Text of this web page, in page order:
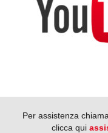
Per assistenza
clicca qui